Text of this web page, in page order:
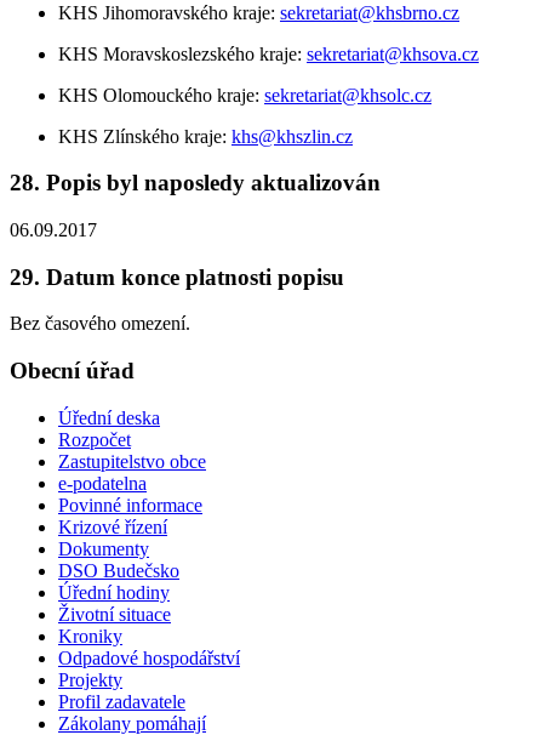
KHS Jihomoravského kraje: sekretariat@khsbrno.cz
KHS Moravskoslezského kraje: sekretariat@khsova.cz
KHS Olomouckého kraje: sekretariat@khsolc.cz
KHS Zlínského kraje: khs@khszlin.cz
28. Popis byl naposledy aktualizován
06.09.2017
29. Datum konce platnosti popisu
Bez časového omezení.
Obecní úřad
Úřední deska
Rozpočet
Zastupitelstvo obce
e-podatelna
Povinné informace
Krizové řízení
Dokumenty
DSO Budečsko
Úřední hodiny
Životní situace
Kroniky
Odpadové hospodářství
Projekty
Profil zadavatele
Zákolany pomáhají